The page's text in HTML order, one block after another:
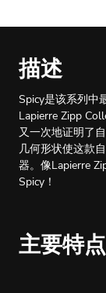
描述
Spicy是该系列中
Lapierre Zipp
又一次地证明了
几何形状使这款
器。像Lapierre
Spicy！
主要特点